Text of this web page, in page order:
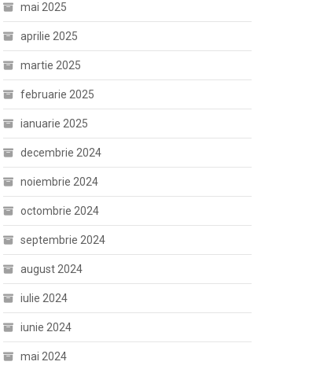
mai 2025
aprilie 2025
martie 2025
februarie 2025
ianuarie 2025
decembrie 2024
noiembrie 2024
octombrie 2024
septembrie 2024
august 2024
iulie 2024
iunie 2024
mai 2024